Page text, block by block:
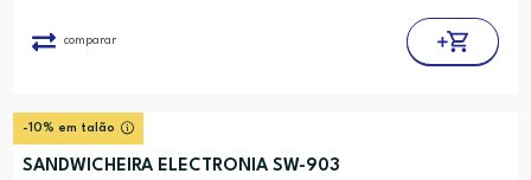
comparar
-10% em talão
SANDWICHEIRA ELECTRONIA SW-903